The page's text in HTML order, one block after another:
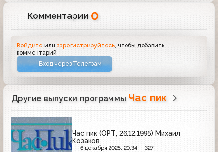
Комментарии 0
Войдите илизарегистрируйтесь , чтобы добавить
комментарий
Вход через Телеграм
Другие выпуски программы Час пик
Час пик (ОРТ, 26.12.1995) Михаил
Козаков
6 декабря 2025, 20:34 327